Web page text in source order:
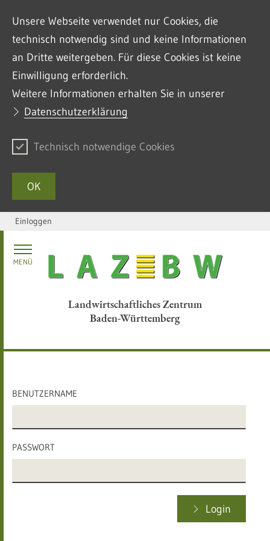
Unsere Webseite verwendet nur Cookies, die
technisch notwendig sind und keine Informationen
an Dritte weitergeben. Für diese Cookies ist keine
Einwilligung erforderlich.
Weitere Informationen erhalten Sie in unserer
Datenschutzerklärung
Technisch notwendige Cookies
OK
Zum Inhalt springen
Einloggen
Landwirtschaftliches Zentrum
Baden-Württemberg
MENÜ
BENUTZERNAME
PASSWORT
Login